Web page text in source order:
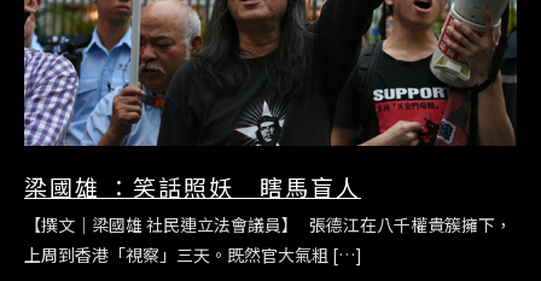
梁國雄 ：笑話照妖 瞎馬盲人
【撰文｜梁國雄 社民連立法會議員】 張德江在八千權貴簇擁下，
上周到香港「視察」三天。既然官大氣粗 […]